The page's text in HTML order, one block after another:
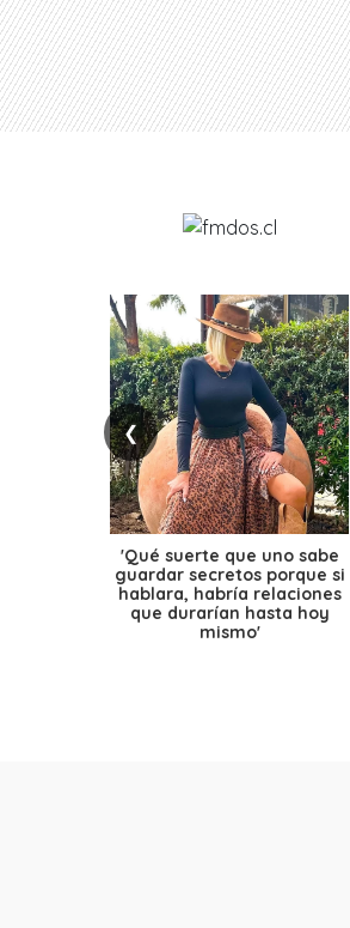
❮
'Qué suerte que uno sabe
guardar secretos porque si
hablara, habría relaciones
que durarían hasta hoy
mismo'